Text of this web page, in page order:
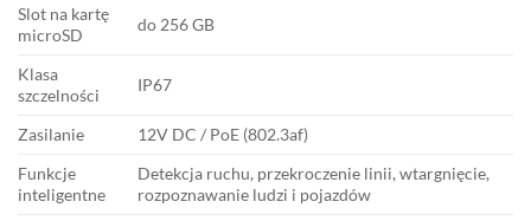
Slot na kartę
microSD
do 256 GB
Klasa
szczelności
IP67
Zasilanie
12V DC / PoE (802.3af)
Funkcje
inteligentne
Detekcja ruchu, przekroczenie linii, wtargnięcie,
rozpoznawanie ludzi i pojazdów